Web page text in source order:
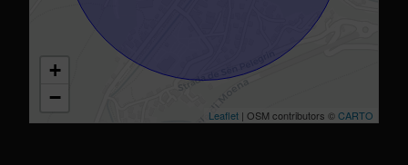
+
−
Leaflet| OSM contributors ©CARTO